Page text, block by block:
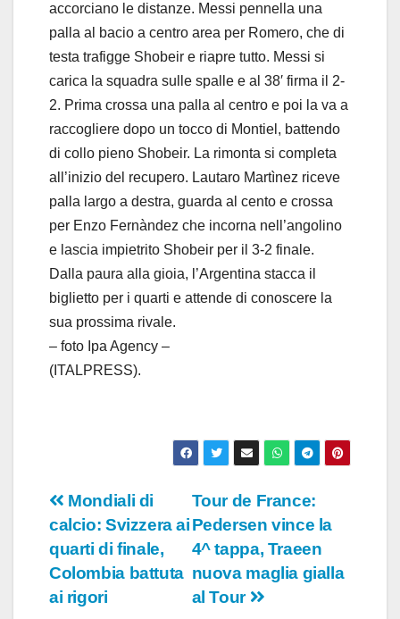
accorciano le distanze. Messi pennella una
palla al bacio a centro area per Romero, che di
testa trafigge Shobeir e riapre tutto. Messi si
carica la squadra sulle spalle e al 38′ firma il 2-
2. Prima crossa una palla al centro e poi la va a
raccogliere dopo un tocco di Montiel, battendo
di collo pieno Shobeir. La rimonta si completa
all’inizio del recupero. Lautaro Martìnez riceve
palla largo a destra, guarda al cento e crossa
per Enzo Fernàndez che incorna nell’angolino
e lascia impietrito Shobeir per il 3-2 finale.
Dalla paura alla gioia, l’Argentina stacca il
biglietto per i quarti e attende di conoscere la
sua prossima rivale.
– foto Ipa Agency –
(ITALPRESS).
Navigazione
articoli
Tour de France:
Pedersen vince la
4^ tappa, Traeen
nuova maglia gialla
al Tour
Mondiali di
calcio: Svizzera ai
quarti di finale,
Colombia battuta
ai rigori